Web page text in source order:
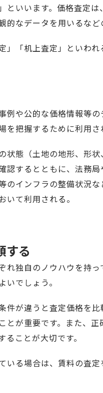
といいます。価格査定
なデータを用いるなど
」「机上査定」といわ
や公的な価格情報等の
把握するために利用さ
状態（土地の地形、形
認するとともに、法務
のインフラの整備状況
て利用される。
する
れ独自のノウハウを持
でしょう。
件が違うと査定価格を
とが重要です。また、
ことが大切です。
いる場合は、賃料の査